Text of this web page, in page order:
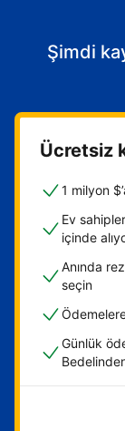
Şimdi
Ücretsiz
1 milyon
Ev
içinde
Anında
seçin
Günlük